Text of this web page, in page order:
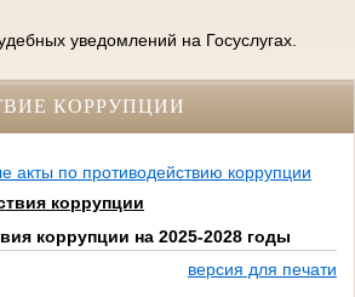
уведомлений на Госуслугах.
КОРРУПЦИИ
акты по противодействию коррупции
коррупции
коррупции на 2025-2028 годы
версия для печати